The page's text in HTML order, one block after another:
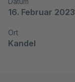
16. Februar 2023
Ort
Kandel